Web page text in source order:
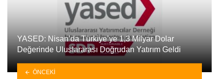
YASED: Nisan’da Türkiye’ye 1,3 Milyar Dolar
Değerinde Uluslararası Doğrudan Yatırım Geldi
ÖNCEKI